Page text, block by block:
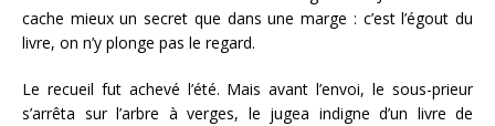
cache mieux un secret que dans une marge : c’est l’égout du
livre, on n’y plonge pas le regard.
Le recueil fut achevé l’été. Mais avant l’envoi, le sous-prieur
s’arrêta sur l’arbre à verges, le jugea indigne d’un livre de